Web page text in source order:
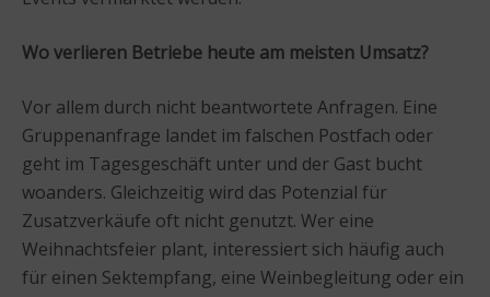
Wo verlieren Betriebe heute am meisten Umsatz?
Vor allem durch nicht beantwortete Anfragen. Eine
Gruppenanfrage landet im falschen Postfach oder
geht im Tagesgeschäft unter und der Gast bucht
woanders. Gleichzeitig wird das Potenzial für
Zusatzverkäufe oft nicht genutzt. Wer eine
Weihnachtsfeier plant, interessiert sich häufig auch
für einen Sektempfang, eine Weinbegleitung oder ein